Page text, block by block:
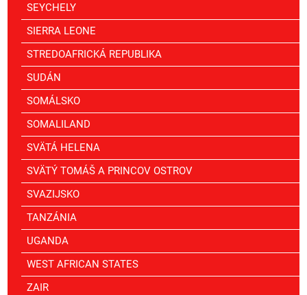
SEYCHELY
SIERRA LEONE
STREDOAFRICKÁ REPUBLIKA
SUDÁN
SOMÁLSKO
SOMALILAND
SVÄTÁ HELENA
SVÄTÝ TOMÁŠ A PRINCOV OSTROV
SVAZIJSKO
TANZÁNIA
UGANDA
WEST AFRICAN STATES
ZAIR